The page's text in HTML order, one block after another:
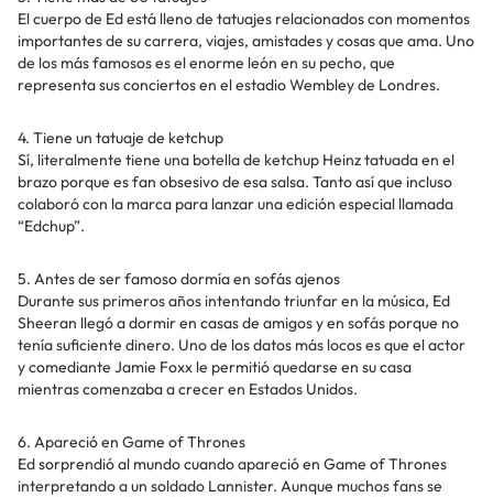
El cuerpo de Ed está lleno de tatuajes relacionados con momentos
importantes de su carrera, viajes, amistades y cosas que ama. Uno
de los más famosos es el enorme león en su pecho, que
representa sus conciertos en el estadio Wembley de Londres.
4. Tiene un tatuaje de ketchup
Sí, literalmente tiene una botella de ketchup Heinz tatuada en el
brazo porque es fan obsesivo de esa salsa. Tanto así que incluso
colaboró con la marca para lanzar una edición especial llamada
“Edchup”.
5. Antes de ser famoso dormía en sofás ajenos
Durante sus primeros años intentando triunfar en la música, Ed
Sheeran llegó a dormir en casas de amigos y en sofás porque no
tenía suficiente dinero. Uno de los datos más locos es que el actor
y comediante Jamie Foxx le permitió quedarse en su casa
mientras comenzaba a crecer en Estados Unidos.
6. Apareció en Game of Thrones
Ed sorprendió al mundo cuando apareció en Game of Thrones
interpretando a un soldado Lannister. Aunque muchos fans se